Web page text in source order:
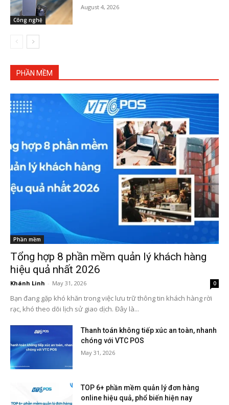
Công nghệ
August 4, 2026
PHẦN MỀM
Phần mềm
Tổng hợp 8 phần mềm quản lý khách hàng
hiệu quả nhất 2026
Khánh Linh - May 31, 2026 0
Bạn đang gặp khó khăn trong việc lưu trữ thông tin khách hàng rời
rạc, khó theo dõi lịch sử giao dịch. Đây là...
Thanh toán không tiếp xúc an toàn, nhanh
chóng với VTC POS
May 31, 2026
TOP 6+ phần mềm quản lý đơn hàng
online hiệu quả, phổ biến hiện nay